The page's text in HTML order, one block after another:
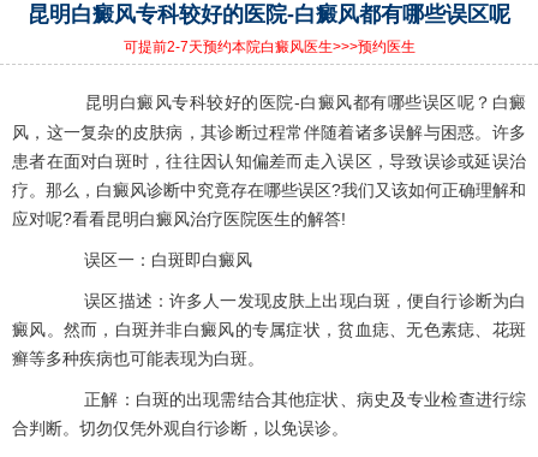
昆明白癜风专科较好的医院-白癜风都有哪些误区呢
可提前2-7天预约本院白癜风医生>>>预约医生
昆明白癜风专科较好的医院-白癜风都有哪些误区呢？白癜
风，这一复杂的皮肤病，其诊断过程常伴随着诸多误解与困惑。许多
患者在面对白斑时，往往因认知偏差而走入误区，导致误诊或延误治
疗。那么，白癜风诊断中究竟存在哪些误区?我们又该如何正确理解和
应对呢?看看昆明白癜风治疗医院医生的解答!
误区一：白斑即白癜风
误区描述：许多人一发现皮肤上出现白斑，便自行诊断为白
癜风。然而，白斑并非白癜风的专属症状，贫血痣、无色素痣、花斑
癣等多种疾病也可能表现为白斑。
正解：白斑的出现需结合其他症状、病史及专业检查进行综
合判断。切勿仅凭外观自行诊断，以免误诊。